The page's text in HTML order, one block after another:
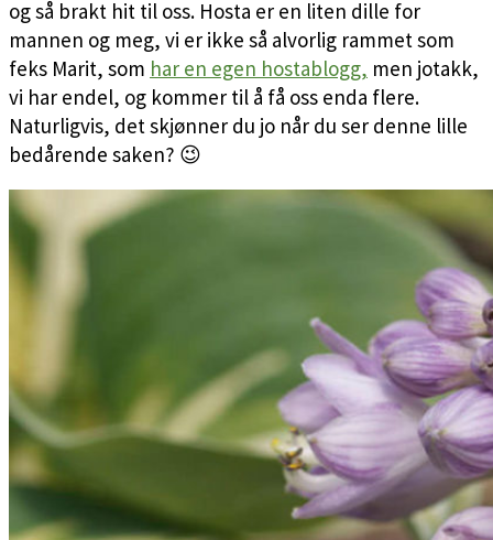
og så brakt hit til oss. Hosta er en liten dille for
mannen og meg, vi er ikke så alvorlig rammet som
feks Marit, som har en egen hostablogg, men jotakk,
vi har endel, og kommer til å få oss enda flere.
Naturligvis, det skjønner du jo når du ser denne lille
bedårende saken? 😉